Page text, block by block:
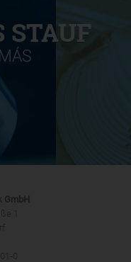
STAUF
GmbH
1
0